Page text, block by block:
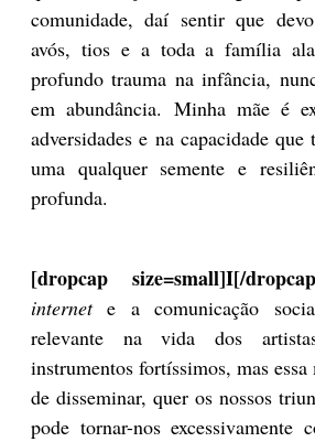
comunidade, daí sentir que
avós, tios e a toda a família
profundo trauma na infância,
em abundância. Minha mãe é
adversidades e na capacidade
uma qualquer semente e
profunda.
[dropcap size=small]I[/
internete a comunicação
relevante na vida dos
instrumentos fortíssimos, mas essa
de disseminar, quer os nossos
pode tornar-nos excessivamente